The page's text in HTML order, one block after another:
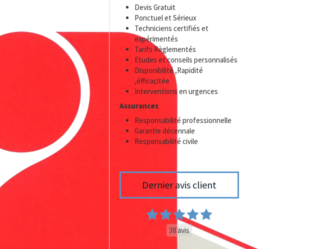
Devis Gratuit
Ponctuel et Sérieux
Techniciens certifiés et
expérimentés
Tarifs Règlementés
Etudes et conseils personnalisés
Disponibilité ,Rapidité
,éfficaçitée
Interventions en urgences
Assurances
Responsabilité professionnelle
Garantie décennale
Responsabilité civile
Dernier avis client
38 avis